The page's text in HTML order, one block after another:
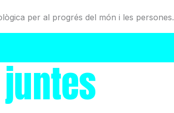
per al progrés del món i les persones.